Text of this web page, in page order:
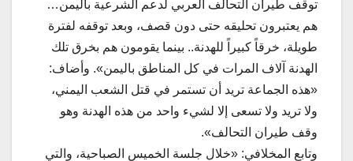
توقف طيران التحالف العربي لدعم الشرعية باليمن…
هم يعتبرون تحليقه حتى دون قصف، وبعد توقفه لفترة
طويلة، خرقاً كبيراً للهدنة.. بينما يقومون هم بخرق تلك
الهدنة آلاف المرات في كل المناطق باليمن». وأضاف:
«هذه الجماعة تريد أن تستمر في قتل الشعب اليمني،
ولا تريد ولا تسعى إلا لشيء واحد من هذه الهدنة وهو
وقف طيران التحالف».
وتابع المخلافي: «خلال جلسة الخميس الصباحية، والتي